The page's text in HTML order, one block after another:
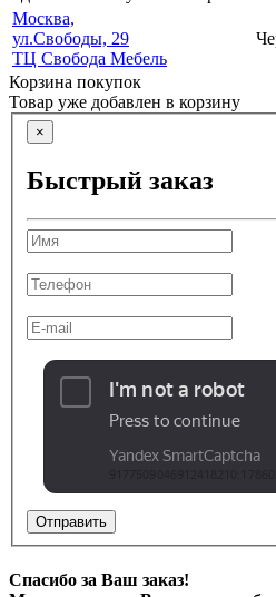
Москва,
ул.Свободы, 29
ТЦ Свобода Мебель
Корзина покупок
Товар уже добавлен в корзину
×
Быстрый заказ
Отправить
Спасибо за Ваш заказ!